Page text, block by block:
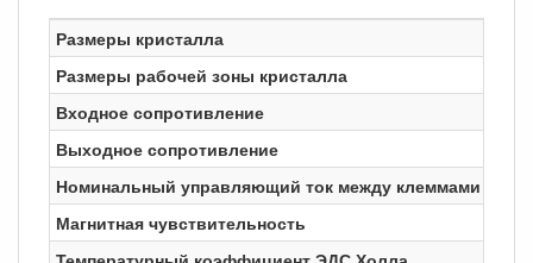
Размеры кристалла
Размеры рабочей зоны кристалла
Входное сопротивление
Выходное сопротивление
Номинальный управляющий ток между клеммами 1 и 2
Магнитная чувствительность